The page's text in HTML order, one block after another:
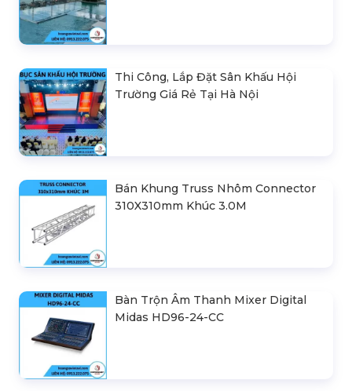
Thi Công, Lắp Đặt Sân Khấu Hội
Trường Giá Rẻ Tại Hà Nội
Bán Khung Truss Nhôm Connector
310X310mm Khúc 3.0M
Bàn Trộn Âm Thanh Mixer Digital
Midas HD96-24-CC